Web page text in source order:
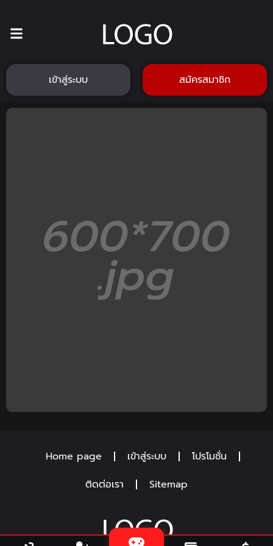
เข้าสู่ระบบ สมัครสมาชิก
Home page เข้าสู่ระบบ
โปรโมชั่น
ติดต่อเรา
Sitemap